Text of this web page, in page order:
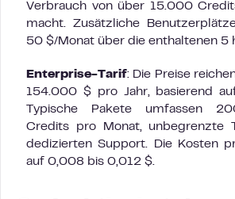
Verbrauch von über 15.000
macht. Zusätzliche
50 $/Monat über die enthaltenen 5
Enterprise-Tarif: Die Preise
154.000 $ pro Jahr, basierend
Typische Pakete umfassen
Credits pro Monat, unbegrenzte
dedizierten Support. Die Kosten
auf 0,008 bis 0,012 $.